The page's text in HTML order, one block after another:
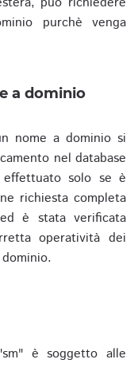
purchè venga
a dominio
nome a dominio si
nel database
effettuato solo se è
richiesta completa
è stata verificata
operatività dei
è soggetto alle